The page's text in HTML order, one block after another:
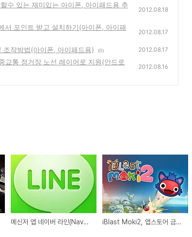
수 있는 재미있는 아이폰, 아이패드용 추
2012.08.18
포인트 받고 설치하기(아이폰, 아이패
2012.08.17
작방법(아이폰, 아이패드용) (0) 2012.08.17
교통 정거장 노선 레이어로 지원(안드로
2012.08.16
메신저 앱 네이버 라인(Naver Line), FreeMyApps에서 포인트 받고 설치하기(아이폰, 아이패드용) iBlast Moki2, 앱스토어 금주의 무료앱 게임 소개 및 조작방법(아이폰, 아이패드용)